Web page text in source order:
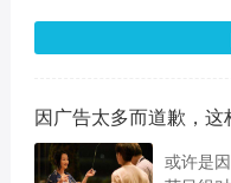
因广告太多而道歉，
或许是